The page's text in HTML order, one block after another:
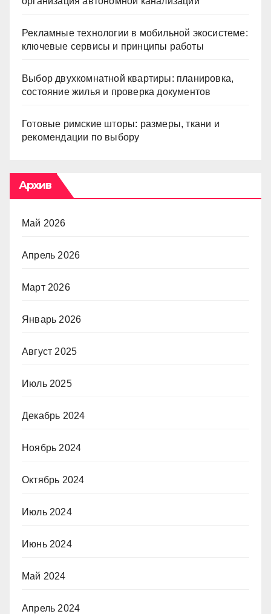
Рекламные технологии в мобильной экосистеме:
ключевые сервисы и принципы работы
Выбор двухкомнатной квартиры: планировка,
состояние жилья и проверка документов
Готовые римские шторы: размеры, ткани и
рекомендации по выбору
Архив
Май 2026
Апрель 2026
Март 2026
Январь 2026
Август 2025
Июль 2025
Декабрь 2024
Ноябрь 2024
Октябрь 2024
Июль 2024
Июнь 2024
Май 2024
Апрель 2024